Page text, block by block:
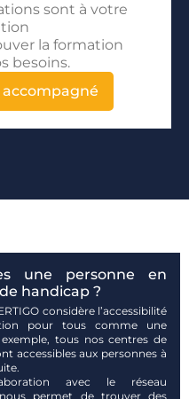
sont à votre
la formation
besoins.
une personne en
handicap ?
considère l’accessibilité
pour tous comme une
tous nos centres de
accessibles aux personnes à
avec le réseau
nous permet de trouver des